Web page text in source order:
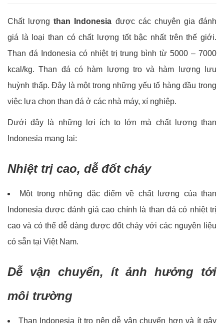
Chất lượng than Indonesia được các chuyên gia đánh
giá là loại than có chất lượng tốt bậc nhất trên thế giới.
Than đá Indonesia có nhiệt trị trung bình từ 5000 – 7000
kcal/kg. Than đá có hàm lượng tro và hàm lượng lưu
huỳnh thấp. Đây là một trong những yếu tố hàng đầu trong
việc lựa chọn than đá ở các nhà máy, xí nghiệp.
Dưới đây là những lợi ích to lớn mà chất lượng than
Indonesia mang lại:
Nhiệt trị cao, dễ đốt cháy
Một trong những đặc điểm về chất lượng của than
Indonesia được đánh giá cao chính là than đá có nhiệt trị
cao và có thể dễ dàng được đốt cháy với các nguyên liệu
có sẵn tại Việt Nam.
Dễ vận chuyển, ít ảnh hưởng tới
môi trường
Than Indonesia ít tro nên dễ vận chuyển hơn và ít gây